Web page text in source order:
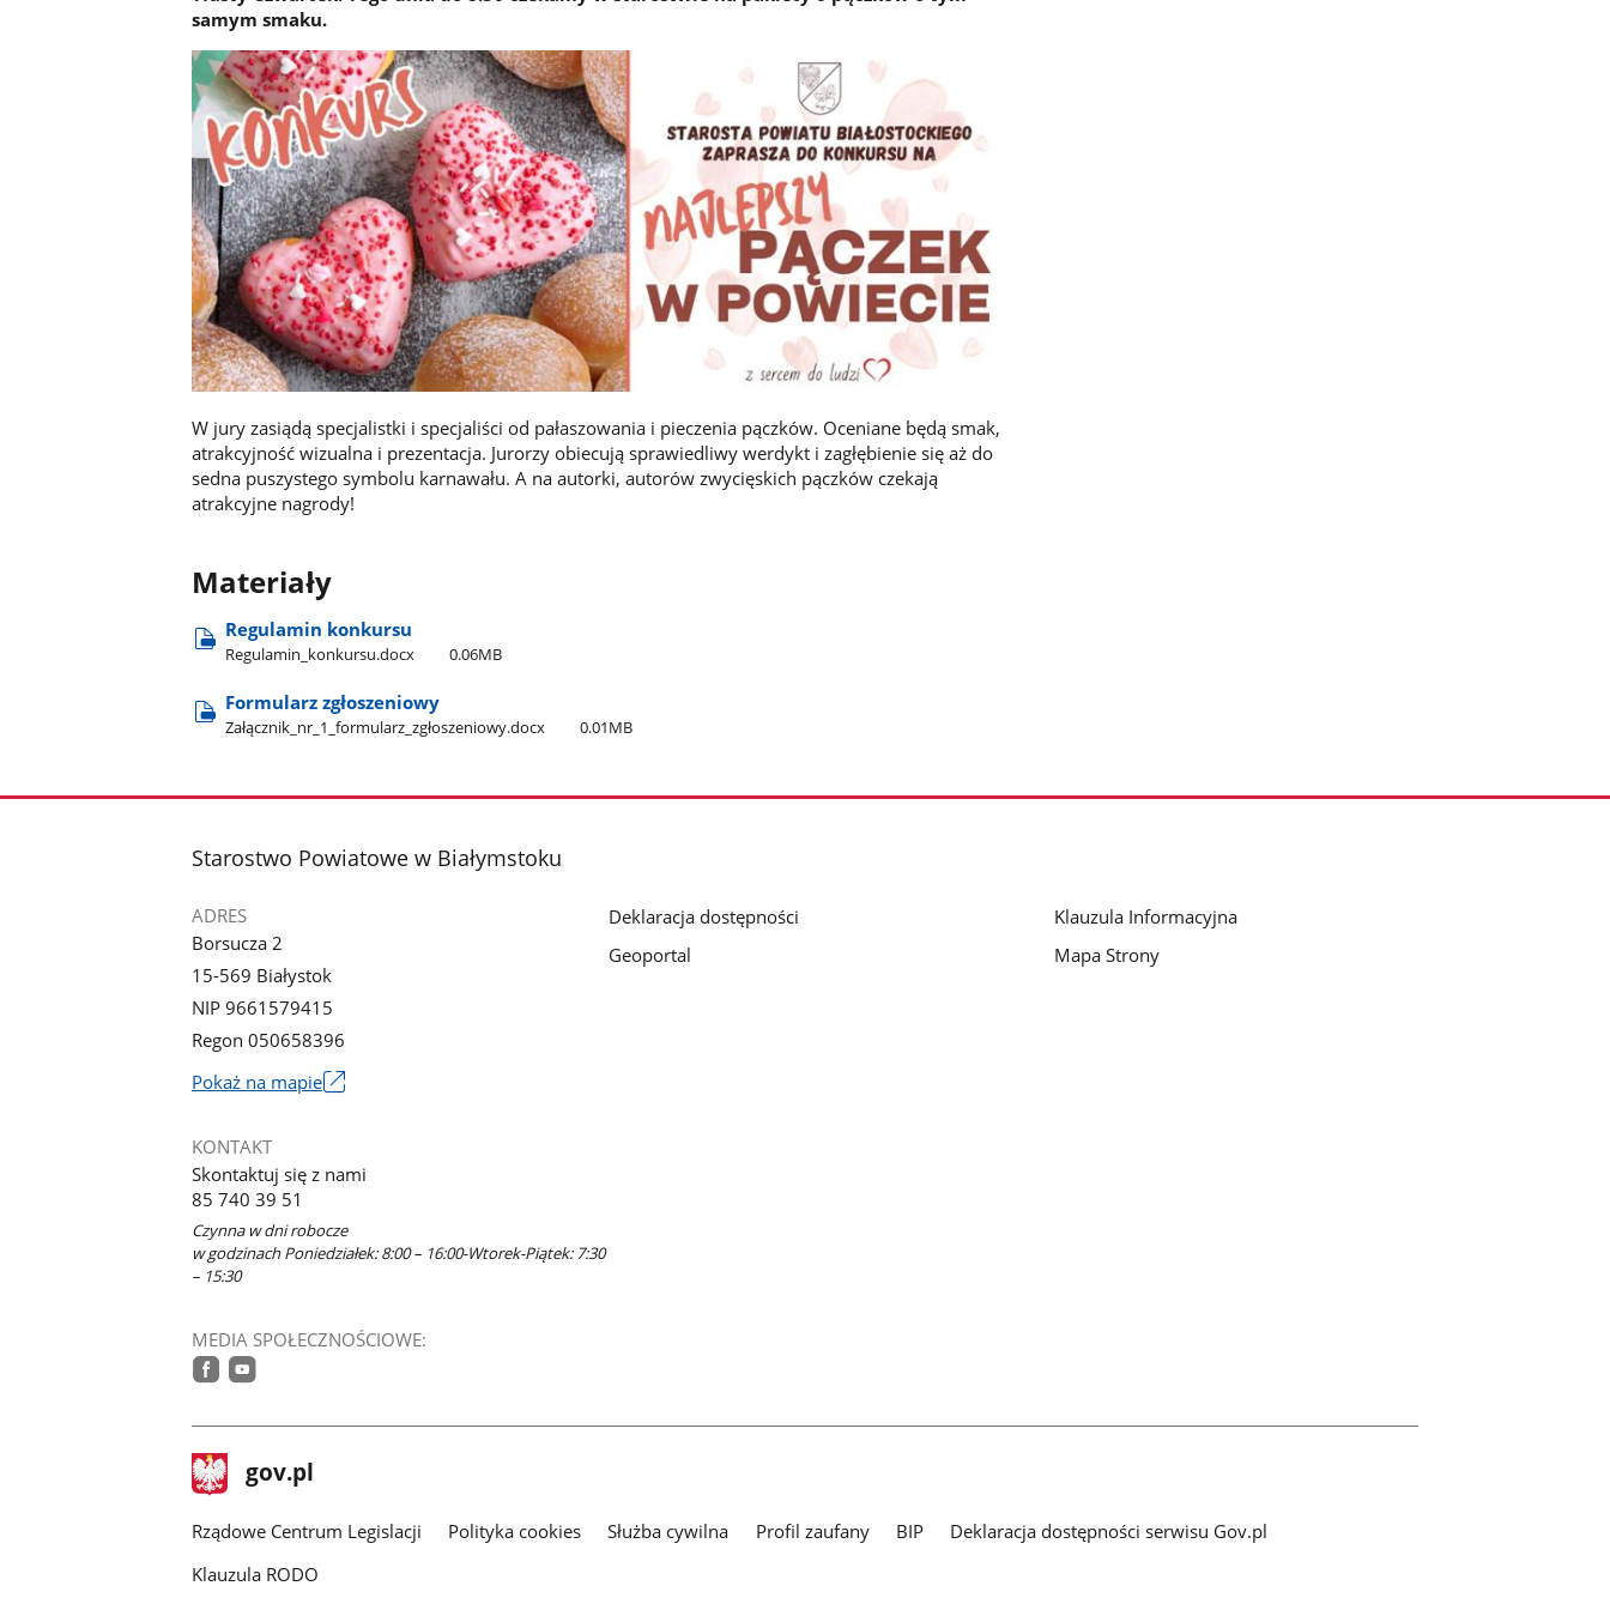
samym smaku.
W jury zasiądą specjalistki i specjaliści od pałaszowania i pieczenia pączków. Oceniane będą smak,
atrakcyjność wizualna i prezentacja. Jurorzy obiecują sprawiedliwy werdykt i zagłębienie się aż do
sedna puszystego symbolu karnawału. A na autorki, autorów zwycięskich pączków czekają
atrakcyjne nagrody!
Materiały
Regulamin konkursu
Regulamin​_konkursu.docx 0.06MB
Formularz zgłoszeniowy
Załącznik​_nr​_1​_formularz​_zgłoszeniowy.docx 0.01MB
stopka
Starostwo Powiatowe w Białymstoku
ADRES
Borsucza 2
15-569 Białystok
NIP 9661579415
Regon 050658396
Pokaż na mapieLink
nowym
KONTAKT
Skontaktuj się z nami
85 740 39 51
Czynna w dni robocze
w godzinach Poniedziałek: 8:00 – 16:00-Wtorek-Piątek: 7:30
– 15:30
MEDIA SPOŁECZNOŚCIOWE:
Deklaracja dostępności
Geoportal
Klauzula Informacyjna
Mapa Strony
stopka
gov.pl Strona
gov.pl
Rządowe Centrum Legislacji Polityka cookies Służba cywilna Profil zaufany BIP
Deklaracja dostępności serwisu Gov.pl
Klauzula RODO